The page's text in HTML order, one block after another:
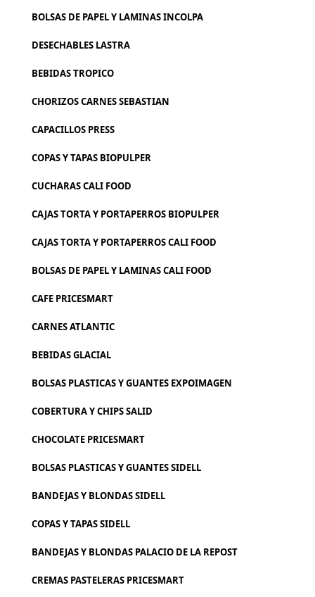
BOLSAS DE PAPEL Y LAMINAS INCOLPA
DESECHABLES LASTRA
BEBIDAS TROPICO
CHORIZOS CARNES SEBASTIAN
CAPACILLOS PRESS
COPAS Y TAPAS BIOPULPER
CUCHARAS CALI FOOD
CAJAS TORTA Y PORTAPERROS BIOPULPER
CAJAS TORTA Y PORTAPERROS CALI FOOD
BOLSAS DE PAPEL Y LAMINAS CALI FOOD
CAFE PRICESMART
CARNES ATLANTIC
BEBIDAS GLACIAL
BOLSAS PLASTICAS Y GUANTES EXPOIMAGEN
COBERTURA Y CHIPS SALID
CHOCOLATE PRICESMART
BOLSAS PLASTICAS Y GUANTES SIDELL
BANDEJAS Y BLONDAS SIDELL
COPAS Y TAPAS SIDELL
BANDEJAS Y BLONDAS PALACIO DE LA REPOST
CREMAS PASTELERAS PRICESMART